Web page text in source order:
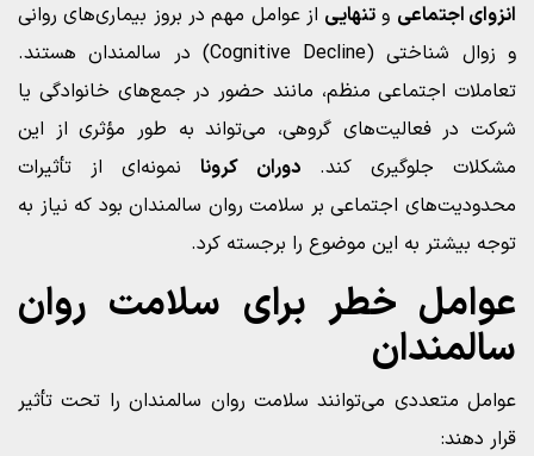
انزوای اجتماعی و تنهایی از عوامل مهم در بروز بیماری‌های روانی
و زوال شناختی (Cognitive Decline) در سالمندان هستند.
تعاملات اجتماعی منظم، مانند حضور در جمع‌های خانوادگی یا
شرکت در فعالیت‌های گروهی، می‌تواند به طور مؤثری از این
مشکلات جلوگیری کند.دوران کرونانمونه‌ای از تأثیرات
محدودیت‌های اجتماعی بر سلامت روان سالمندان بود که نیاز به
توجه بیشتر به این موضوع را برجسته کرد.
عوامل خطر برای سلامت روان
سالمندان
عوامل متعددی می‌توانند سلامت روان سالمندان را تحت تأثیر
قرار دهند: